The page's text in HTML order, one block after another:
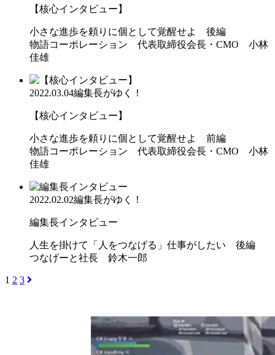
【核心インタビュー】
小さな進歩を頼りに個として覚醒せよ 後編
物語コーポレーション 代表取締役会長・CMO 小林
佳雄
2022.03.04編集長がゆく！
【核心インタビュー】
小さな進歩を頼りに個として覚醒せよ 前編
物語コーポレーション 代表取締役会長・CMO 小林
佳雄
2022.02.02編集長がゆく！
編集長インタビュー
人生を掛けて「人をつなげる」仕事がしたい 後編
つなげーと社長 鈴木一郎
1 2 3